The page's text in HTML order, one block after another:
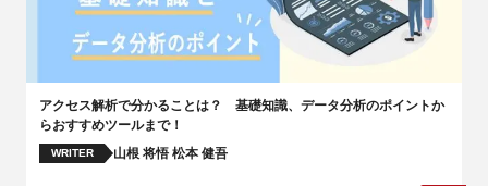
アクセス解析で分かることは？ 基礎知識、データ分析のポイントか
らおすすめツールまで！
WRITER 山根 将悟 松本 健吾